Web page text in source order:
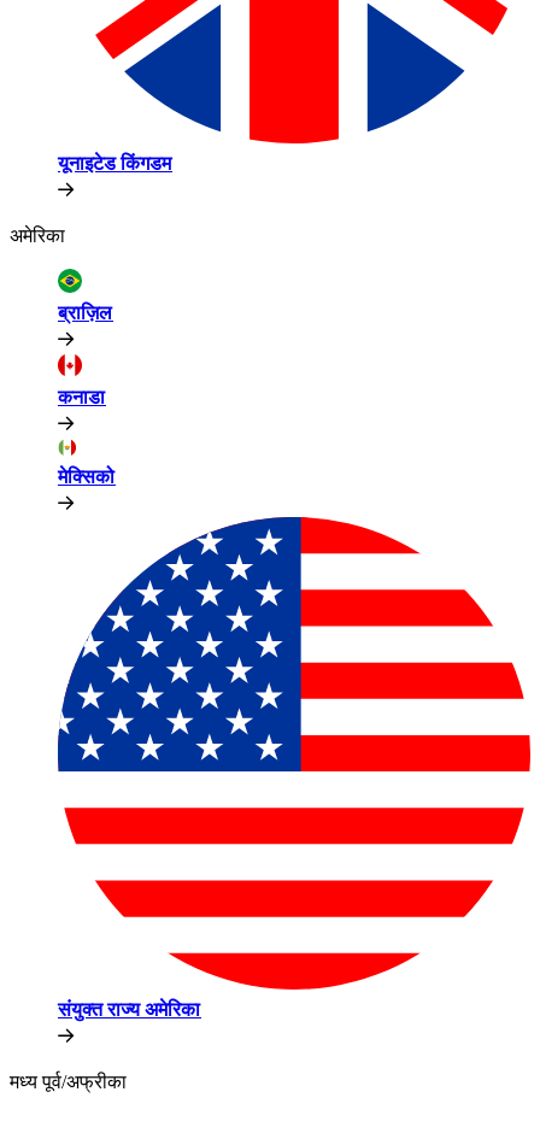
यूनाइटेड किंगडम​​
अमेरिका​​
ब्राज़िल​​
कनाडा​​
मेक्सिको​​
संयुक्त राज्य अमेरिका​​
मध्य पूर्व/अफ्रीका​​